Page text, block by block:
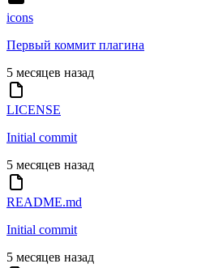
icons
Первый коммит плагина
5 месяцев назад
LICENSE
Initial commit
5 месяцев назад
README.md
Initial commit
5 месяцев назад